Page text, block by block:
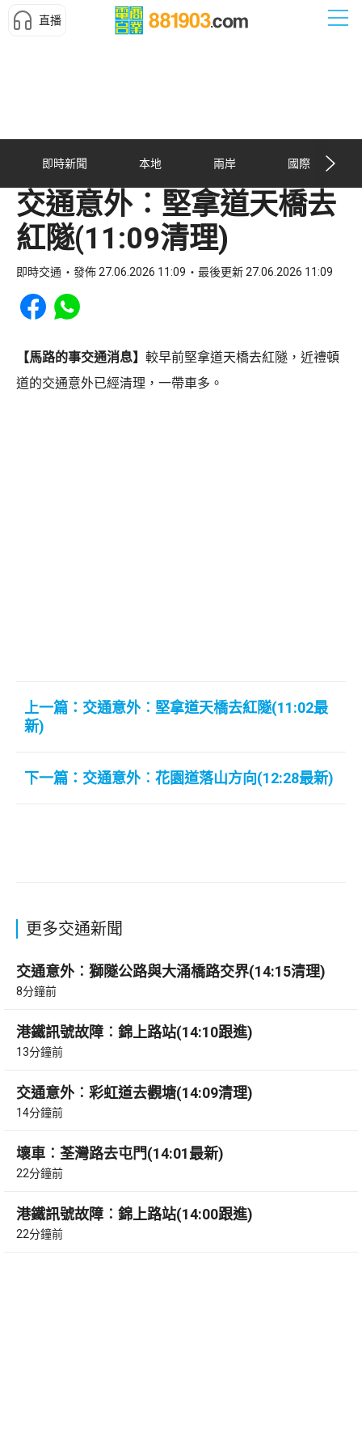
直播
即時新聞 本地 兩岸 國際
交通意外︰堅拿道天橋去
紅隧(11:09清理)
即時交通 發佈 27.06.2026 11:09 最後更新 27.06.2026 11:09
Share to Facebook
Share to WhatsApp
【馬路的事交通消息】 較早前堅拿道天橋去紅隧，近禮頓
道的交通意外已經清理，一帶車多。
上一篇：交通意外︰堅拿道天橋去紅隧(11:02最
新)
下一篇：交通意外︰花園道落山方向(12:28最新)
更多交通新聞
交通意外︰獅隧公路與大涌橋路交界(14:15清理)
8分鐘前
港鐵訊號故障︰錦上路站(14:10跟進)
13分鐘前
交通意外︰彩虹道去觀塘(14:09清理)
14分鐘前
壞車︰荃灣路去屯門(14:01最新)
22分鐘前
港鐵訊號故障︰錦上路站(14:00跟進)
22分鐘前